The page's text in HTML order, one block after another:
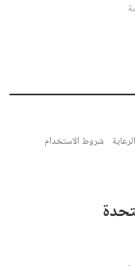
شروط الاستخدام